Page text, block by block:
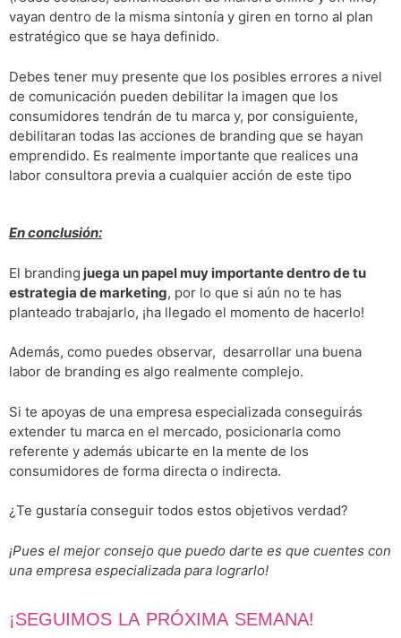
vayan dentro de la misma sintonía y giren en torno al plan
estratégico que se haya definido.
Debes tener muy presente que los posibles errores a nivel
de comunicación pueden debilitar la imagen que los
consumidores tendrán de tu marca y, por consiguiente,
debilitaran todas las acciones de branding que se hayan
emprendido. Es realmente importante que realices una
labor consultora previa a cualquier acción de este tipo
En conclusión:
El branding juega un papel muy importante dentro de tu
estrategia de marketing, por lo que si aún no te has
planteado trabajarlo, ¡ha llegado el momento de hacerlo!
Además, como puedes observar, desarrollar una buena
labor de branding es algo realmente complejo.
Si te apoyas de una empresa especializada conseguirás
extender tu marca en el mercado, posicionarla como
referente y además ubicarte en la mente de los
consumidores de forma directa o indirecta.
¿Te gustaría conseguir todos estos objetivos verdad?
¡Pues el mejor consejo que puedo darte es que cuentes con
una empresa especializada para lograrlo!
¡SEGUIMOS LA PRÓXIMA SEMANA!